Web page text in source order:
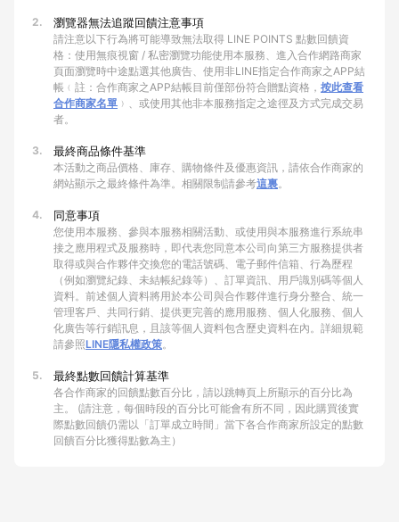
2. 瀏覽器無法追蹤回饋注意事項
請注意以下行為將可能導致無法取得 LINE POINTS 點數回饋資
格：使用無痕視窗 / 私密瀏覽功能使用本服務、進入合作網路商家
頁面瀏覽時中途點選其他廣告、使用非LINE指定合作商家之APP結
帳﹙註：合作商家之APP結帳目前僅部份符合贈點資格， 按此查看
合作商家名單 ﹚、或使用其他非本服務指定之途徑及方式完成交易
者。
3. 最終商品條件基準
本活動之商品價格、庫存、購物條件及優惠資訊，請依合作商家的
網站顯示之最終條件為準。相關限制請參考這裏。
4. 同意事項
您使用本服務、參與本服務相關活動、或使用與本服務進行系統串
接之應用程式及服務時，即代表您同意本公司向第三方服務提供者
取得或與合作夥伴交換您的電話號碼、電子郵件信箱、行為歷程
（例如瀏覽紀錄、未結帳紀錄等）、訂單資訊、用戶識別碼等個人
資料。前述個人資料將用於本公司與合作夥伴進行身分整合、統一
管理客戶、共同行銷、提供更完善的應用服務、個人化服務、個人
化廣告等行銷訊息，且該等個人資料包含歷史資料在內。詳細規範
請參照LINE隱私權政策。
5. 最終點數回饋計算基準
各合作商家的回饋點數百分比，請以跳轉頁上所顯示的百分比為
主。 (請注意，每個時段的百分比可能會有所不同，因此購買後實
際點數回饋仍需以「訂單成立時間」當下各合作商家所設定的點數
回饋百分比獲得點數為主）